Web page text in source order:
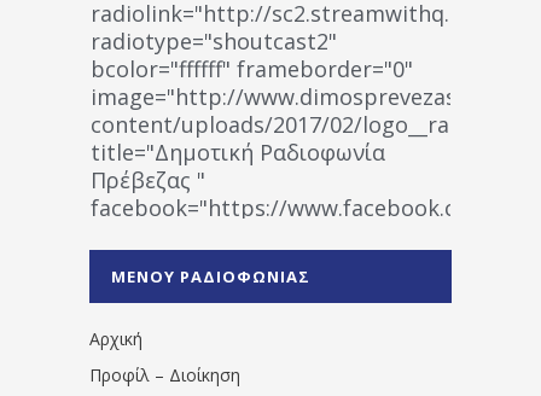
radiolink="http://
radiotype="shoutcast2"
bcolor="ffffff" frameborder="0"
image="http://www.dimosprevezas.gr/wp-
content/uploads/2017/02/
title="Δημοτική Ραδιοφωνία
Πρέβεζας "
facebook="https://www.facebook.com/
1531194763766854/" artist="" ]
ΜΕΝΟΥ ΡΑΔΙΟΦΩΝΙΑΣ
Αρχική
Προφίλ – Διοίκηση